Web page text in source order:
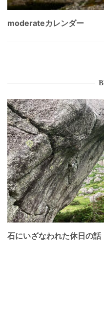
moderateカレンダー
石にいざなわれた休日の話